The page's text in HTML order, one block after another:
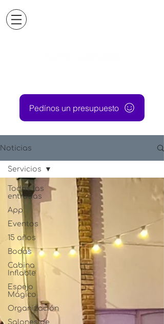
Pedínos un presupuesto
Noticias
Todas las
entradas
App
Eventos
15 años
Bodas
Cabina
Inflable
Espejo
Mágico
Organización
Salones de
Servicios